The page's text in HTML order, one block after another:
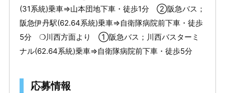
(31系統)乗車⇒山本団地下車・徒歩1分 ②阪急バス；
阪急伊丹駅(62.64系統)乗車⇒自衛隊病院前下車・徒歩
5分 ❍川西方面より ①阪急バス；川西バスターミ
ナル(62.64系統)乗車⇒自衛隊病院前下車・徒歩5分
応募情報